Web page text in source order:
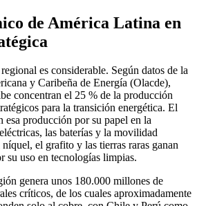
de América Latina en
es considerable. Según datos de la
y Caribeña de Energía (Olacde),
concentran el 25 % de la producción
para la transición energética. El
esa producción por su papel en la
las baterías y la movilidad
el grafito y las tierras raras ganan
su uso en tecnologías limpias.
genera unos 180.000 millones de
críticos, de los cuales aproximadamente